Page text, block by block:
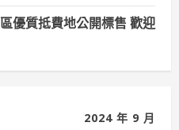
優質抵費地公開標售 歡迎
2024 年 9 月